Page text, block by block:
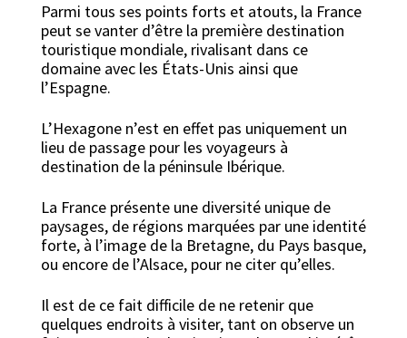
Parmi tous ses points forts et atouts, la France
peut se vanter d’être la première destination
touristique mondiale, rivalisant dans ce
domaine avec les États-Unis ainsi que
l’Espagne.
L’Hexagone n’est en effet pas uniquement un
lieu de passage pour les voyageurs à
destination de la péninsule Ibérique.
La France présente une diversité unique de
paysages, de régions marquées par une identité
forte, à l’image de la Bretagne, du Pays basque,
ou encore de l’Alsace, pour ne citer qu’elles.
Il est de ce fait difficile de ne retenir que
quelques endroits à visiter, tant on observe un